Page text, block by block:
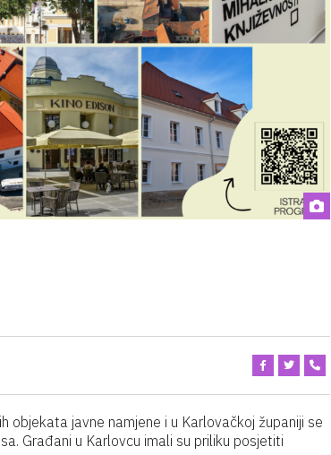
objekata javne namjene i u Karlovačkoj županiji se
Građani u Karlovcu imali su priliku posjetiti